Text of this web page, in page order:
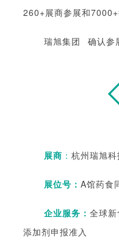
260+展商参展和7000+
瑞旭集团 确认参
展商 ： 杭州瑞旭
展位号： A馆药食
企业服务： 全球
添加剂申报准入